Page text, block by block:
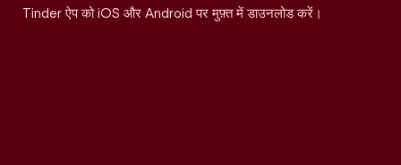
Tinder ऐप को iOS और Android पर मुफ़्त में डाउनलोड करें।